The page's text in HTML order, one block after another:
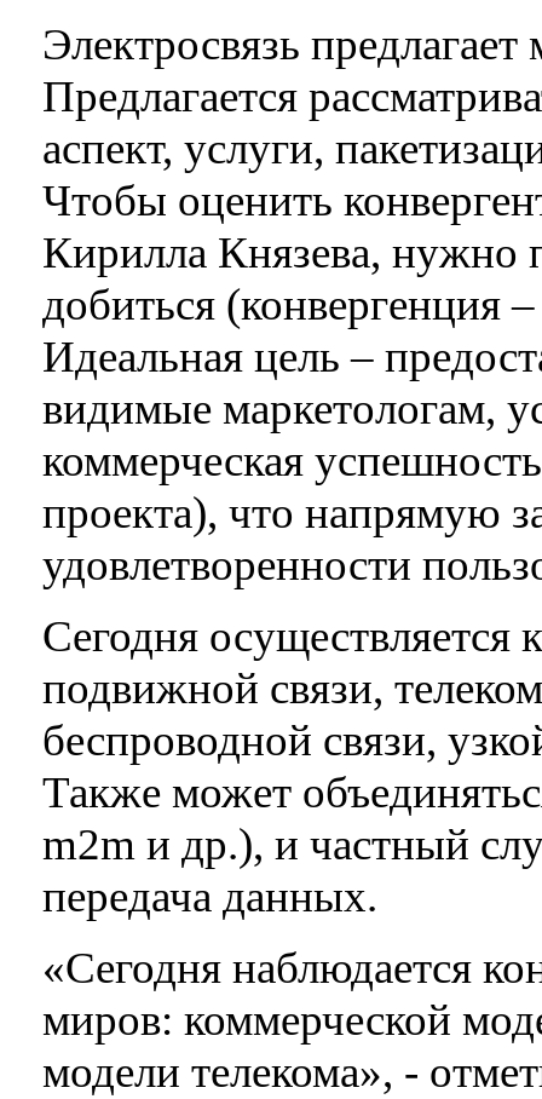
Электросвязь
Предлагается
аспект, услуги,
Чтобы оценить
Кирилла Князева, нужно
добиться (конвергенция
Идеальная цель –
видимые маркетологам,
коммерческая
проекта), что напрямую
удовлетворенности
Сегодня осуществляется
подвижной связи,
беспроводной связи,
Также может
m2m и др.), и частный
передача данных.
«Сегодня наблюдается
миров: коммерческой
модели телекома», -